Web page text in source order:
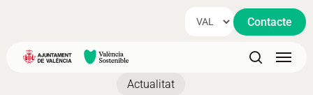
content
Contacte
search
Menu
Actualitat